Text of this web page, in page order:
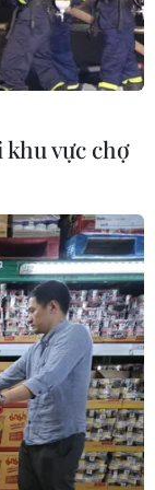
công nghiệp nhẹ
Vietnam+)
tỉnh
lễ khai
vực chợ